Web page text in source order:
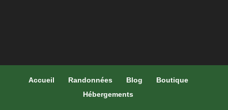
Accueil Randonnées Blog
Boutique
Hébergements